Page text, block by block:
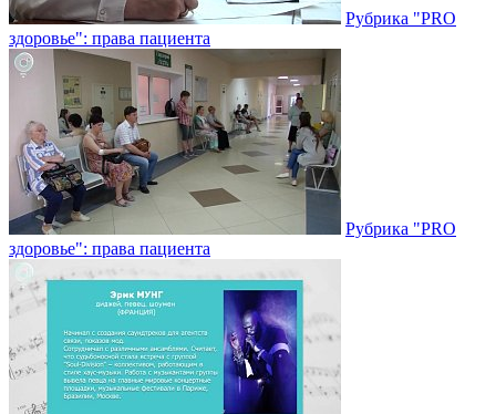
Рубрика "PRO
здоровье": права пациента
Рубрика "PRO
здоровье": права пациента